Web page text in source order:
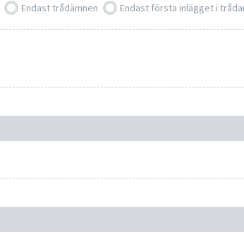
Endast trådämnen Endast första inlägget i